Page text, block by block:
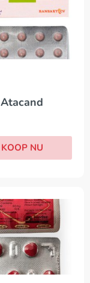
Atacand
KOOP NU